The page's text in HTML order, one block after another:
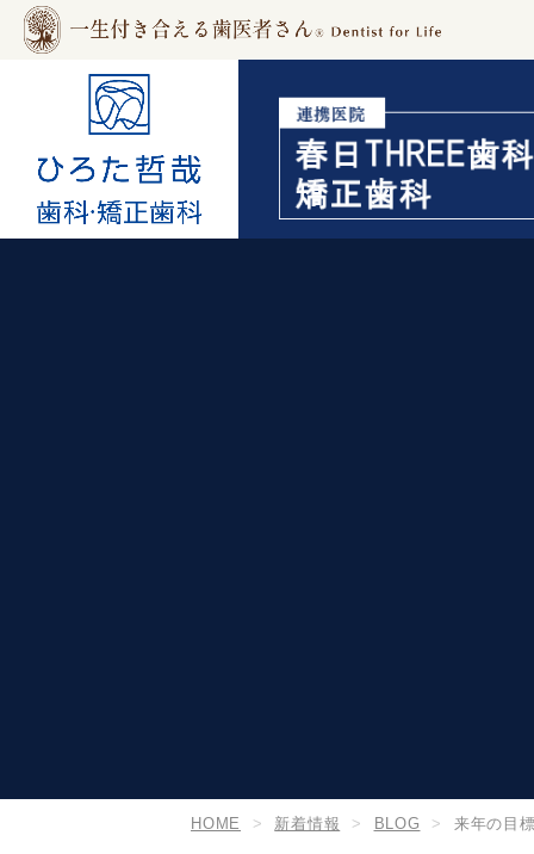
HOME 新着情報 BLOG 来年の目